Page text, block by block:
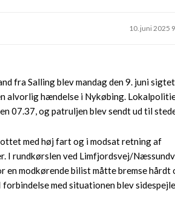
10. juni 2025
fra Salling blev mandag den 9. juni sigtet
alvorlig hændelse i Nykøbing.
07.37, og patruljen blev sendt ud til
med høj fart og i modsat retning af
I rundkørslen ved Limfjordsvej/
en modkørende bilist måtte bremse hårdt
forbindelse med situationen blev